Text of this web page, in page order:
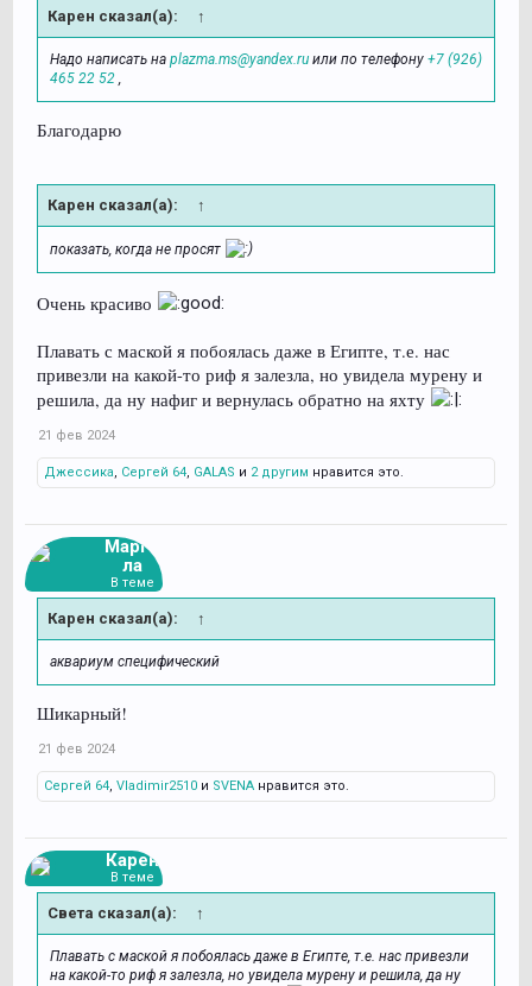
Карен сказал(а): ↑
Надо написать на plazma.ms@yandex.ru или по телефону +7 (926)
465 22 52
Благодарю
Карен сказал(а): ↑
показать, когда не просят
Очень красиво
Плавать с маской я побоялась даже в Египте, т.е. нас
привезли на какой-то риф я залезла, но увидела мурену и
решила, да ну нафиг и вернулась обратно на яхту
21 фев 2024
Джессика, Сергей 64, GALAS и 2 другим нравится это.
Марго
ла
В теме
Карен сказал(а): ↑
аквариум специфический
Шикарный!
21 фев 2024
Сергей 64, Vladimir2510 и SVENA нравится это.
Карен
В теме
Света сказал(а): ↑
Плавать с маской я побоялась даже в Египте, т.е. нас привезли
на какой-то риф я залезла, но увидела мурену и решила, да ну